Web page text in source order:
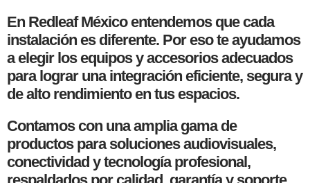
En Redleaf México entendemos que cada
instalación es diferente. Por eso te ayudamos
a elegir los equipos y accesorios adecuados
para lograr una integración eficiente, segura y
de alto rendimiento en tus espacios.
Contamos con una amplia gama de
productos para soluciones audiovisuales,
conectividad y tecnología profesional,